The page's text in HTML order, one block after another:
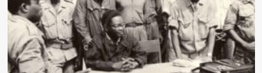
SUSPEITOS
DE
EXPLORAÇÃO
E
VENDA
ILÍCITA
DE